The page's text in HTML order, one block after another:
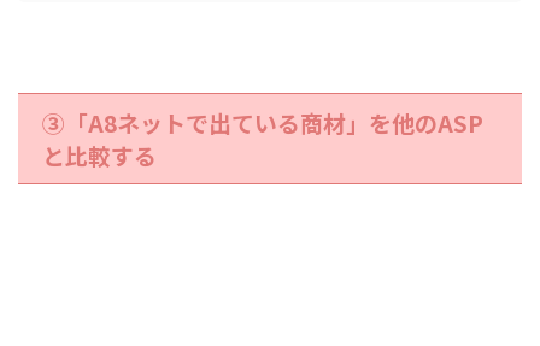
③「A8ネットで出ている商材」を他のASP
と比較する